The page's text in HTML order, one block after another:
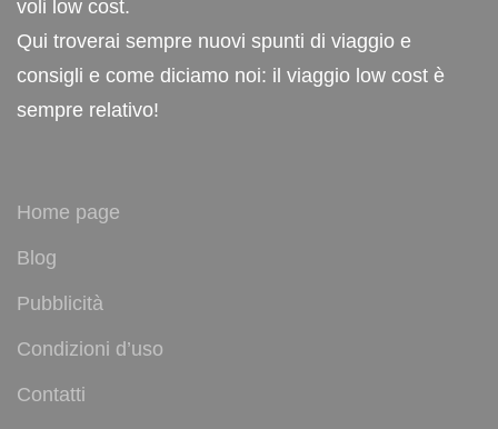
voli low cost.
Qui troverai sempre nuovi spunti di viaggio e
consigli e come diciamo noi: il viaggio low cost è
sempre relativo!
Home page
Blog
Pubblicità
Condizioni d’uso
Contatti